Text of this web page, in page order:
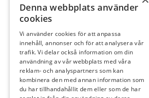
Denna webbplats använder
cookies
Vi använder cookies för att anpassa
innehåll, annonser och för att analysera vår
trafik. Vi delar också information om din
användning av vår webbplats med våra
reklam- och analyspartners som kan
kombinera den med annan information som
du har tillhandahållit dem eller som de har